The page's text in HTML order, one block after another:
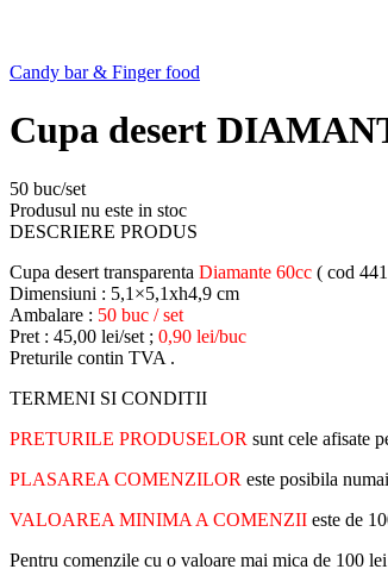
Candy bar & Finger food
Cupa desert
50 buc/set
Produsul nu este in stoc
DESCRIERE PRODUS
Cupa desert transparenta Diamante 60cc ( cod
Dimensiuni : 5,1×5,1xh4,9 cm
Ambalare : 50 buc / set
Pret : 45,00 lei/set ; 0,90 lei/buc
Preturile contin TVA .
TERMENI SI CONDITII
PRETURILE PRODUSELOR sunt cele afisate
PLASAREA COMENZILOR este posibila
VALOAREA MINIMA A COMENZII este de
Pentru comenzile cu o valoare mai mica de 100